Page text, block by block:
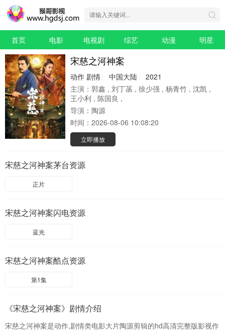
首页 电影 电视剧 综艺 动漫 明星
宋慈之河神案
动作 剧情 中国大陆
2021
主演： 郭鑫 , 刘丁菡 , 徐少强 , 杨青竹 , 沈凯 ,
王小利 , 陈国良 ,
导演： 陶源
时间： 2026-08-06 10:08:20
立即播放
宋慈之河神案茅台资源
正片
宋慈之河神案闪电资源
蓝光
宋慈之河神案酷点资源
第1集
《宋慈之河神案》剧情介绍
宋慈之河神案是动作,剧情类电影大片陶源剪辑的hd高清完整版影视作